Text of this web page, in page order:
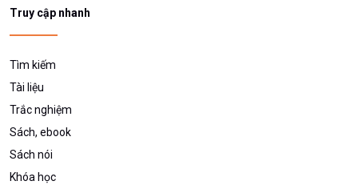
Truy cập nhanh
Tìm kiếm
Tài liệu
Trắc nghiệm
Sách, ebook
Sách nói
Khóa học